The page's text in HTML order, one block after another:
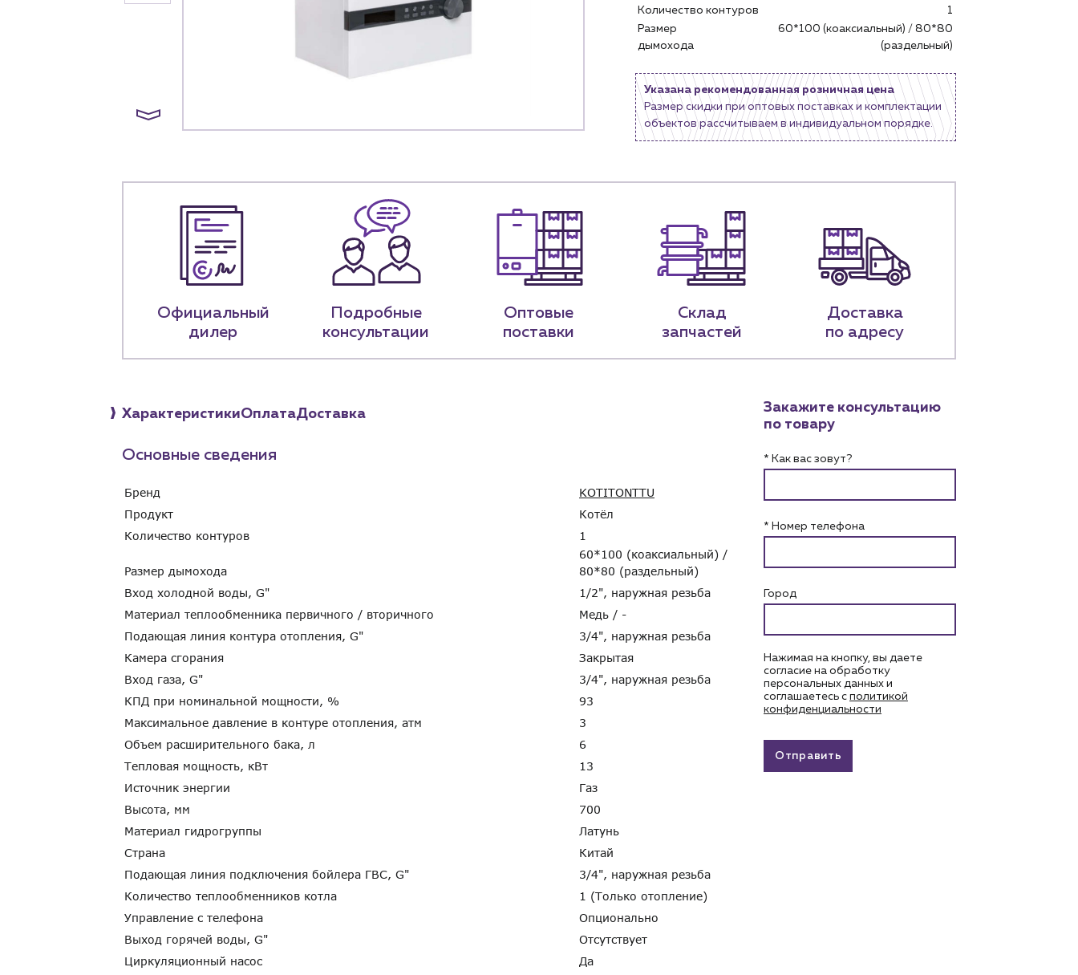
Каталог
Клиентам
О компании
Услуги
Сервис и обслуживание инженерных
Портфолио
Личный кабинет
Контактные данные
Наши партнёры
Чат-бот
+7 (918) 070-19-79
Пн – пт: 9:00 – 18:00
sales@profpotok.ru
г. Краснодар, ул. Российская, 63
Количество контуров
1
Размер
дымохода
60*100 (коаксиальный) / 80*80
(раздельный)
Указана рекомендованная розничная цена
Размер скидки при оптовых поставках и комплектации
объектов рассчитываем в индивидуальном порядке.
Официальный
дилер
Подробные
консультации
Оптовые
поставки
Склад
запчастей
Доставка
по адресу
ХарактеристикиОплатаДоставка
Основные сведения
Бренд
KOTITONTTU
Продукт
Котёл
Количество контуров
1
Размер дымохода
60*100 (коаксиальный) /
80*80 (раздельный)
Вход холодной воды, G"
1/2", наружная резьба
Материал теплообменника первичного / вторичного
Медь / -
Подающая линия контура отопления, G"
3/4", наружная резьба
Камера сгорания
Закрытая
Вход газа, G"
3/4", наружная резьба
КПД при номинальной мощности, %
93
Максимальное давление в контуре отопления, атм
3
Объем расширительного бака, л
6
Тепловая мощность, кВт
13
Источник энергии
Газ
Высота, мм
700
Материал гидрогруппы
Латунь
Страна
Китай
Подающая линия подключения бойлера ГВС, G"
3/4", наружная резьба
Количество теплообменников котла
1 (Только отопление)
Управление с телефона
Опционально
Выход горячей воды, G"
Отсутствует
Циркуляционный насос
Да
Закажите консультацию
по товару
* Как вас зовут?
* Номер телефона
Город
Нажимая на кнопку, вы даете
согласие на обработку
персональных данных и
соглашаетесь c политикой
конфиденциальности
Отправить